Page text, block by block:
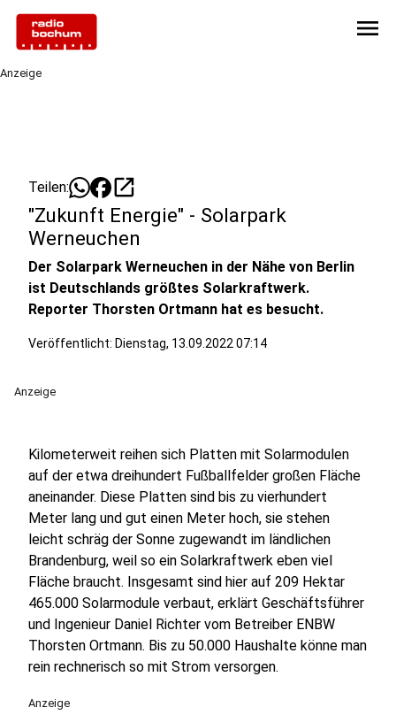
menu
Anzeige
Teilen: open_in_new
"Zukunft Energie" - Solarpark
Werneuchen
Der Solarpark Werneuchen in der Nähe von Berlin
ist Deutschlands größtes Solarkraftwerk.
Reporter Thorsten Ortmann hat es besucht.
Veröffentlicht: Dienstag, 13.09.2022 07:14
Anzeige
Kilometerweit reihen sich Platten mit Solarmodulen
auf der etwa dreihundert Fußballfelder großen Fläche
aneinander. Diese Platten sind bis zu vierhundert
Meter lang und gut einen Meter hoch, sie stehen
leicht schräg der Sonne zugewandt im ländlichen
Brandenburg, weil so ein Solarkraftwerk eben viel
Fläche braucht. Insgesamt sind hier auf 209 Hektar
465.000 Solarmodule verbaut, erklärt Geschäftsführer
und Ingenieur Daniel Richter vom Betreiber ENBW
Thorsten Ortmann. Bis zu 50.000 Haushalte könne man
rein rechnerisch so mit Strom versorgen.
Anzeige